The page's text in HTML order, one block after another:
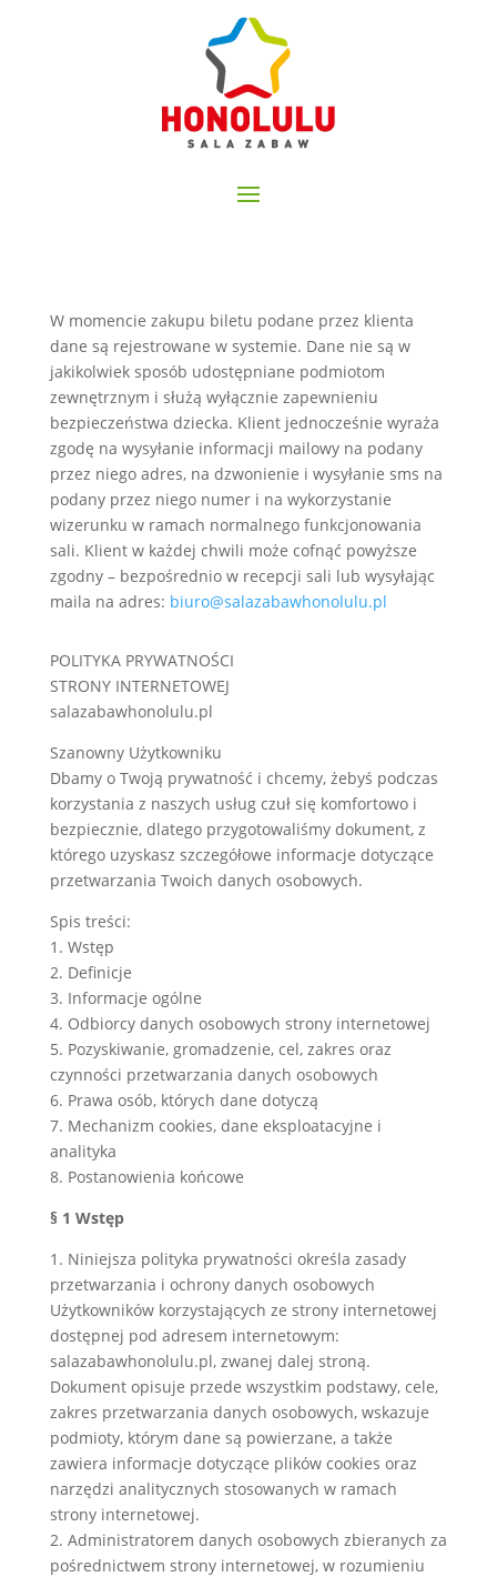
W momencie zakupu biletu podane przez klienta
dane są rejestrowane w systemie. Dane nie są w
jakikolwiek sposób udostępniane podmiotom
zewnętrznym i służą wyłącznie zapewnieniu
bezpieczeństwa dziecka. Klient jednocześnie wyraża
zgodę na wysyłanie informacji mailowy na podany
przez niego adres, na dzwonienie i wysyłanie sms na
podany przez niego numer i na wykorzystanie
wizerunku w ramach normalnego funkcjonowania
sali. Klient w każdej chwili może cofnąć powyższe
zgodny – bezpośrednio w recepcji sali lub wysyłając
maila na adres: biuro@salazabawhonolulu.pl
POLITYKA PRYWATNOŚCI
STRONY INTERNETOWEJ
salazabawhonolulu.pl
Szanowny Użytkowniku
Dbamy o Twoją prywatność i chcemy, żebyś podczas
korzystania z naszych usług czuł się komfortowo i
bezpiecznie, dlatego przygotowaliśmy dokument, z
którego uzyskasz szczegółowe informacje dotyczące
przetwarzania Twoich danych osobowych.
Spis treści:
1. Wstęp
2. Definicje
3. Informacje ogólne
4. Odbiorcy danych osobowych strony internetowej
5. Pozyskiwanie, gromadzenie, cel, zakres oraz
czynności przetwarzania danych osobowych
6. Prawa osób, których dane dotyczą
7. Mechanizm cookies, dane eksploatacyjne i
analityka
8. Postanowienia końcowe
§ 1 Wstęp
1. Niniejsza polityka prywatności określa zasady
przetwarzania i ochrony danych osobowych
Użytkowników korzystających ze strony internetowej
dostępnej pod adresem internetowym:
salazabawhonolulu.pl, zwanej dalej stroną.
Dokument opisuje przede wszystkim podstawy, cele,
zakres przetwarzania danych osobowych, wskazuje
podmioty, którym dane są powierzane, a także
zawiera informacje dotyczące plików cookies oraz
narzędzi analitycznych stosowanych w ramach
strony internetowej.
2. Administratorem danych osobowych zbieranych za
pośrednictwem strony internetowej, w rozumieniu